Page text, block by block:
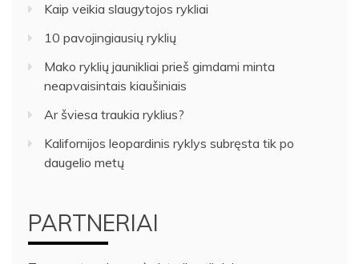
Kaip veikia slaugytojos rykliai
10 pavojingiausių ryklių
Mako ryklių jaunikliai prieš gimdami minta
neapvaisintais kiaušiniais
Ar šviesa traukia ryklius?
Kalifornijos leopardinis ryklys subręsta tik po
daugelio metų
PARTNERIAI